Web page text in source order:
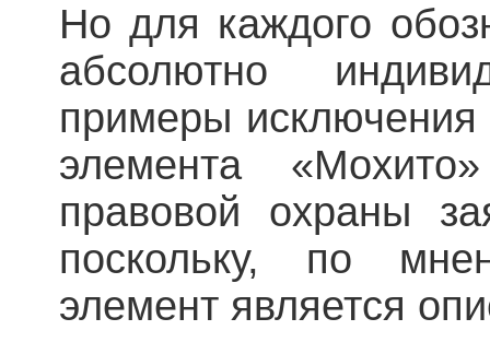
Но для каждого
абсолютно
примеры исключения
элемента
правовой охраны
поскольку, по
элемент является